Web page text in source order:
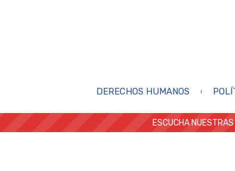
DERECHOS HUMANOS
ESCUCHA